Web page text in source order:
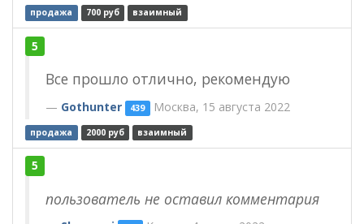
продажа 700 руб взаимный
5
Все прошло отлично, рекомендую
Gothunter 439 Москва, 15 августа 2022
продажа 2000 руб взаимный
5
пользователь не оставил комментария